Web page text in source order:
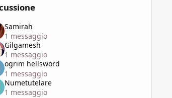
Samirah
1 messaggio
Gilgamesh
1 messaggio
ogrim hellsword
1 messaggio
Numetutelare
1 messaggio